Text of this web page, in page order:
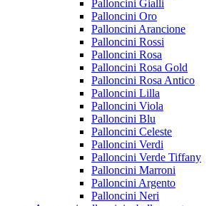
Palloncini Gialli
Palloncini Oro
Palloncini Arancione
Palloncini Rossi
Palloncini Rosa
Palloncini Rosa Gold
Palloncini Rosa Antico
Palloncini Lilla
Palloncini Viola
Palloncini Blu
Palloncini Celeste
Palloncini Verdi
Palloncini Verde Tiffany
Palloncini Marroni
Palloncini Argento
Palloncini Neri